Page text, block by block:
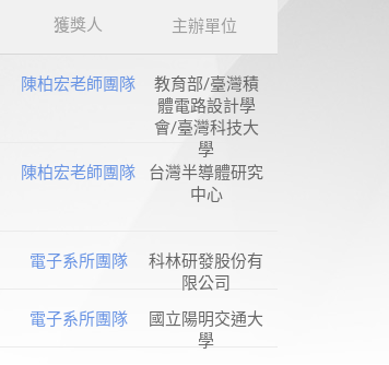
獲獎人 主辦單位
陳柏宏老師團隊
教育部/臺灣積
體電路設計學
會/臺灣科技大
學
陳柏宏老師團隊
台灣半導體研究
中心
電子系所團隊
科林研發股份有
限公司
電子系所團隊
國立陽明交通大
學